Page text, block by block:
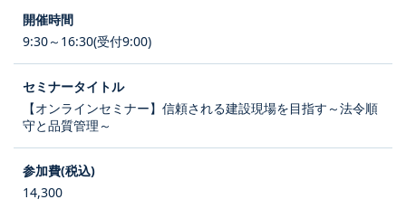
9:30～16:30(受付9:00)
【オンラインセミナー】信頼される建設現場を目指す～法令順
守と品質管理～
14,300